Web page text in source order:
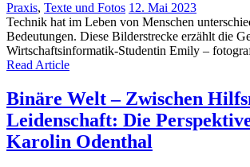
Praxis, Texte und Fotos 12. Mai 2023
Technik hat im Leben von Menschen
Bedeutungen. Diese Bilderstrecke erzählt die
Wirtschaftsinformatik-Studentin Emily –
Read Article
Binäre Welt – Zwischen
Leidenschaft: Die
Karolin Odenthal